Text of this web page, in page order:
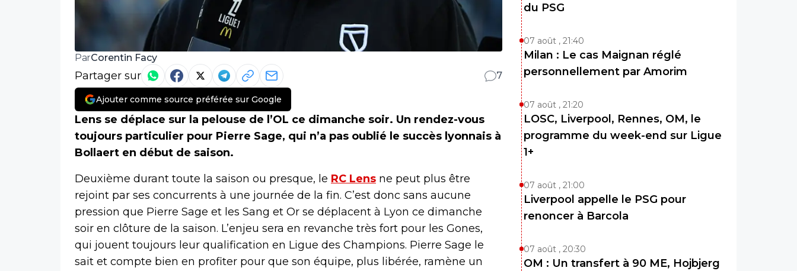
ParCorentin Facy
Partager sur 7
Ajouter comme source préférée sur Google
Lens se déplace sur la pelouse de l’OL ce dimanche soir. Un rendez-vous
toujours particulier pour Pierre Sage, qui n’a pas oublié le succès lyonnais à
Bollaert en début de saison.
Deuxième durant toute la saison ou presque, le RC Lens ne peut plus être
rejoint par ses concurrents à une journée de la fin. C’est donc sans aucune
pression que Pierre Sage et les Sang et Or se déplacent à Lyon ce dimanche
soir en clôture de la saison. L’enjeu sera en revanche très fort pour les Gones,
qui jouent toujours leur qualification en Ligue des Champions. Pierre Sage le
sait et compte bien en profiter pour que son équipe, plus libérée, ramène un
du PSG
07 août , 21:40
Milan : Le cas Maignan réglé
personnellement par Amorim
07 août , 21:20
LOSC, Liverpool, Rennes, OM, le
programme du week-end sur Ligue
1+
07 août , 21:00
Liverpool appelle le PSG pour
renoncer à Barcola
07 août , 20:30
OM : Un transfert à 90 ME, Hojbjerg